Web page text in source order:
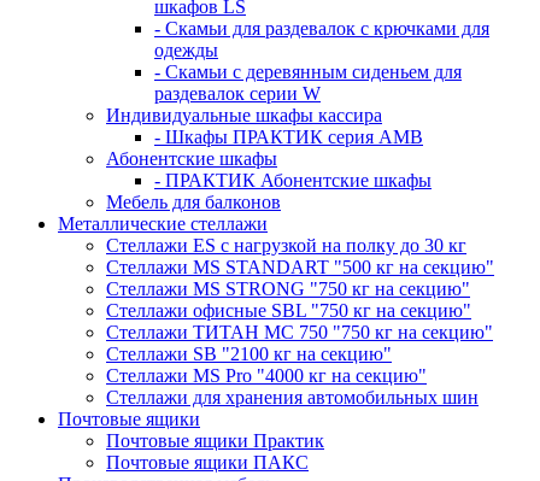
шкафов LS
- Скамьи для раздевалок с крючками для
одежды
- Скамьи с деревянным сиденьем для
раздевалок серии W
Индивидуальные шкафы кассира
- Шкафы ПРАКТИК серия AMB
Абонентские шкафы
- ПРАКТИК Абонентские шкафы
Мебель для балконов
Металлические стеллажи
Стеллажи ES с нагрузкой на полку до 30 кг
Стеллажи MS STANDART "500 кг на секцию"
Стеллажи MS STRONG "750 кг на секцию"
Стеллажи офисные SBL "750 кг на секцию"
Стеллажи ТИТАН МС 750 "750 кг на секцию"
Стеллажи SB "2100 кг на секцию"
Стеллажи MS Pro "4000 кг на секцию"
Стеллажи для хранения автомобильных шин
Почтовые ящики
Почтовые ящики Практик
Почтовые ящики ПАКС